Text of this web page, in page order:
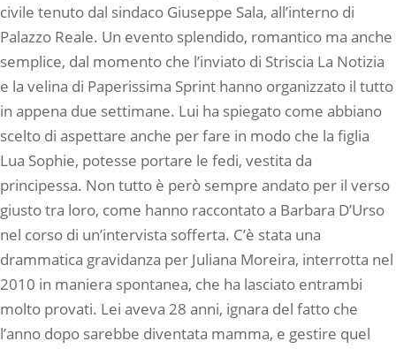
civile tenuto dal sindaco Giuseppe Sala, all’interno di
Palazzo Reale. Un evento splendido, romantico ma anche
semplice, dal momento che l’inviato di Striscia La Notizia
e la velina di Paperissima Sprint hanno organizzato il tutto
in appena due settimane. Lui ha spiegato come abbiano
scelto di aspettare anche per fare in modo che la figlia
Lua Sophie, potesse portare le fedi, vestita da
principessa. Non tutto è però sempre andato per il verso
giusto tra loro, come hanno raccontato a Barbara D’Urso
nel corso di un’intervista sofferta. C’è stata una
drammatica gravidanza per Juliana Moreira, interrotta nel
2010 in maniera spontanea, che ha lasciato entrambi
molto provati. Lei aveva 28 anni, ignara del fatto che
l’anno dopo sarebbe diventata mamma, e gestire quel